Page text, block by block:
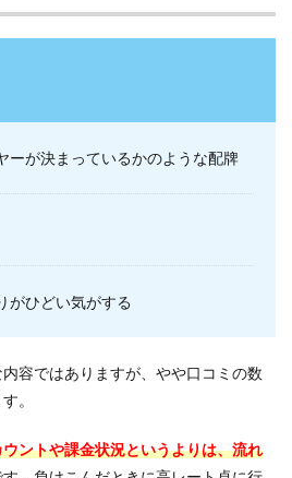
ーが決まっているかのような配牌
がひどい気がする
容ではありますが、やや口コミの数
。
ントや課金状況というよりは、流れ